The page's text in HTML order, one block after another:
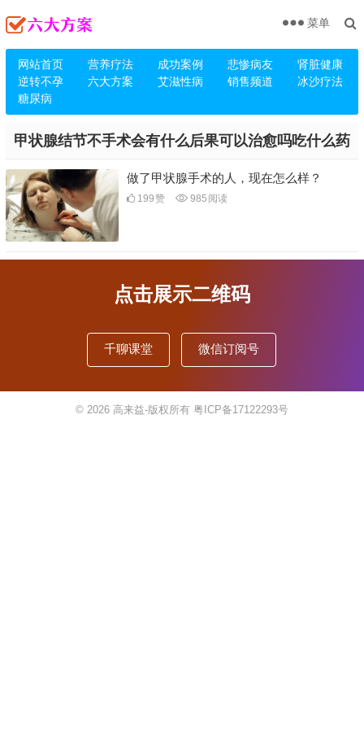
网站首页 营养疗法 成功案例 悲惨病友
肾脏健康
逆转不孕
六大方案 艾滋性病 销售频道
冰沙疗法
糖尿病
菜单
甲状腺结节不手术会有什么后果可以治愈吗吃什么药
做了甲状腺手术的人，现在怎么样？
199赞 985 阅读
点击展示二维码
千聊课堂 微信订阅号
© 2026 高来益-版权所有 粤ICP备17122293号